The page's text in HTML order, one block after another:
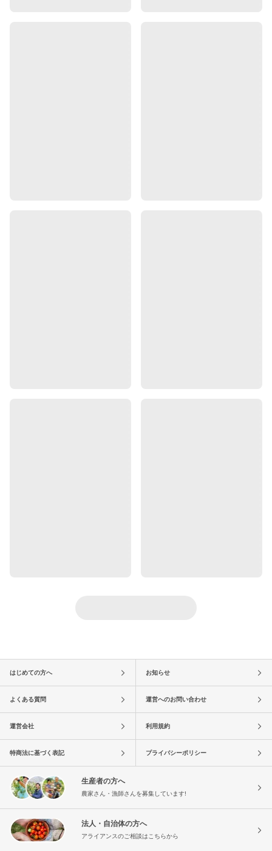
はじめての方へ お知らせ
よくある質問 運営へのお問い合わせ
運営会社 利用規約
特商法に基づく表記 プライバシーポリシー
生産者の方へ
農家さん・漁師さんを募集しています!
法人・自治体の方へ
アライアンスのご相談はこちらから